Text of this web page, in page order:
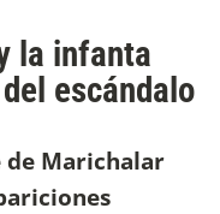
la infanta
escándalo
de Marichalar